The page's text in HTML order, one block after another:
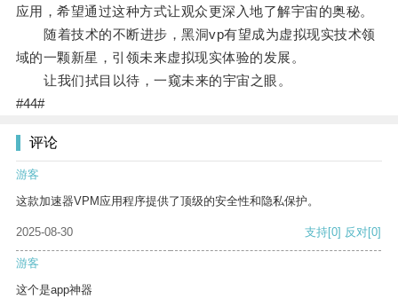
应用，希望通过这种方式让观众更深入地了解宇宙的奥秘。
随着技术的不断进步，黑洞vp有望成为虚拟现实技术领
域的一颗新星，引领未来虚拟现实体验的发展。
让我们拭目以待，一窥未来的宇宙之眼。
#44#
评论
游客
这款加速器VPM应用程序提供了顶级的安全性和隐私保护。
2025-08-30 支持[0] 反对[0]
游客
这个是app神器